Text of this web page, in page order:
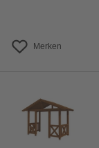
Merken